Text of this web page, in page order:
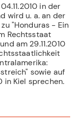
in der
wird u. a. an der
"Honduras - Ein
Rechtsstaat
am 29.11.2010
sowie auf
in Kiel sprechen.